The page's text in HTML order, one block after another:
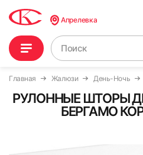
Апрелевка
Главная Жалюзи День-Ночь
РУЛОННЫЕ ШТОРЫ
БЕРГАМО